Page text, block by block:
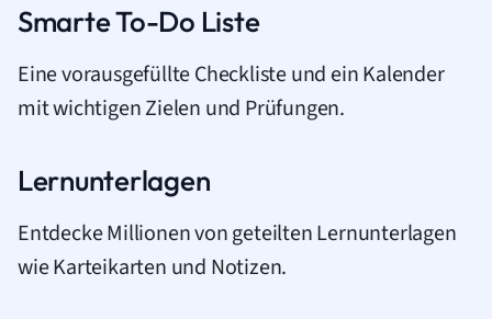
Smarte To-Do Liste
Eine vorausgefüllte Checkliste und ein Kalender
mit wichtigen Zielen und Prüfungen.
Lernunterlagen
Entdecke Millionen von geteilten Lernunterlagen
wie Karteikarten und Notizen.